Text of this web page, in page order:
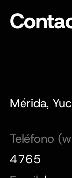
Mérida,
Teléfono
4765